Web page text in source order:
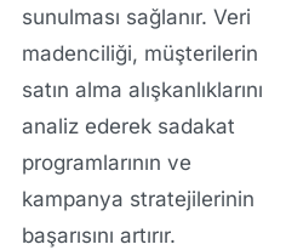
sunulması sağlanır. Veri
madenciliği, müşterilerin
satın alma alışkanlıklarını
analiz ederek sadakat
programlarının ve
kampanya stratejilerinin
başarısını artırır.